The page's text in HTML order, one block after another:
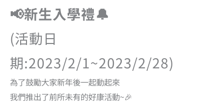
📢新生入學禮🔔
(活動日
期:2023/2/1~2023/2/28)
為了鼓勵大家新年後一起動起來
我們推出了前所未有的好康活動~🎉